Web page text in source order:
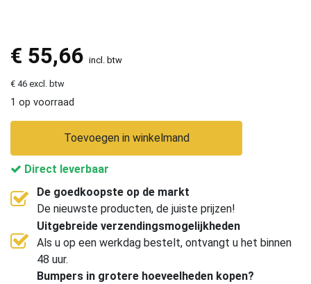
€ 55,66 incl. btw
€ 46 excl. btw
1 op voorraad
Toevoegen in winkelmand
Direct leverbaar
De goedkoopste op de markt
De nieuwste producten, de juiste prijzen!
Uitgebreide verzendingsmogelijkheden
Als u op een werkdag bestelt, ontvangt u het binnen
48 uur.
Bumpers in grotere hoeveelheden kopen?